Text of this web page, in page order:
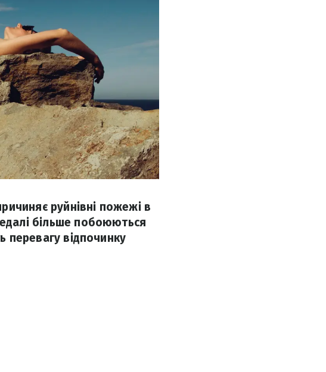
руйнівні пожежі в
більше побоюються
перевагу відпочинку